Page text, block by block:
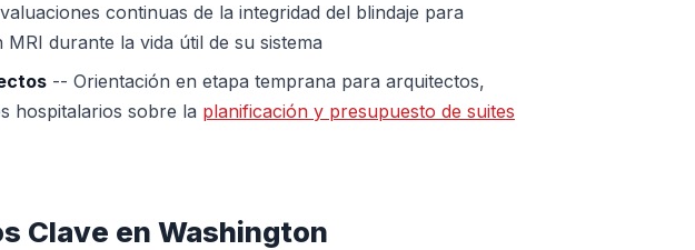
continuas de la integridad del blindaje para
durante la vida útil de su sistema
-- Orientación en etapa temprana para arquitectos,
hospitalarios sobre la planificación y presupuesto de suites
Clave en Washington